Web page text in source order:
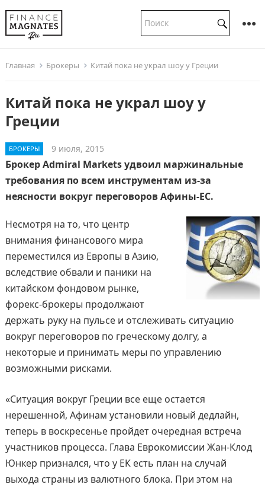
Главная Брокеры Китай пока не украл шоу у Греции
Китай пока не украл шоу у
Греции
БРОКЕРЫ 9 июля, 2015
Брокер Admiral Markets удвоил маржинальные
требования по всем инструментам из-за
неясности вокруг переговоров Афины-ЕС.
Несмотря на то, что центр
внимания финансового мира
переместился из Европы в Азию,
вследствие обвали и паники на
китайском фондовом рынке,
форекс-брокеры продолжают
держать руку на пульсе и отслеживать ситуацию
вокруг переговоров по греческому долгу, а
некоторые и принимать меры по управлению
возможными рисками.
«Ситуация вокруг Греции все еще остается
нерешенной, Афинам установили новый дедлайн,
теперь в воскресенье пройдет очередная встреча
участников процесса. Глава Еврокомиссии Жан-Клод
Юнкер признался, что у ЕК есть план на случай
выхода страны из валютного блока. При этом на